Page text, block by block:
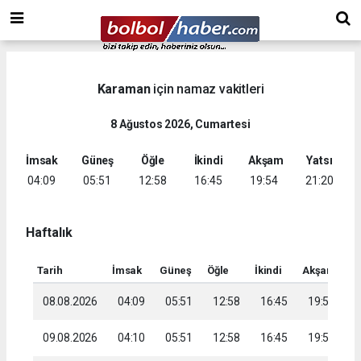
Karamaniçin namaz vakitleri
8 Ağustos 2026, Cumartesi
İmsak
04:09
Güneş
05:51
Öğle
12:58
İkindi
16:45
Akşam
19:54
Yatsı
21:20
Haftalık
Tarih İmsak Güneş Öğle İkindi Akşam
08.08.2026 04:09 05:51 12:58 16:45 19:54
09.08.2026 04:10 05:51 12:58 16:45 19:53